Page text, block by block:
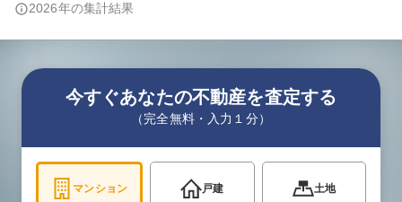
2026年の集計結果
今すぐあなたの不動産を査定する
（完全無料・入力１分）
マンション 戸建 土地